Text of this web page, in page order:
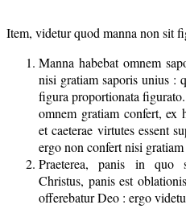
Item, videtur quod manna non sit
Manna habebat omnem
nisi gratiam saporis unius :
figura proportionata
omnem gratiam confert, ex
et caeterae virtutes essent
ergo non confert nisi
Praeterea, panis in quo
Christus, panis est
offerebatur Deo : ergo